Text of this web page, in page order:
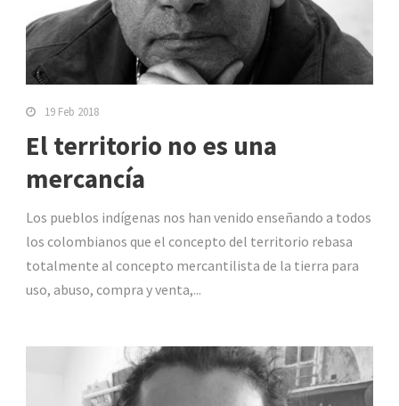
19 Feb 2018
El territorio no es una
mercancía
Los pueblos indígenas nos han venido enseñando a todos
los colombianos que el concepto del territorio rebasa
totalmente al concepto mercantilista de la tierra para
uso, abuso, compra y venta,...